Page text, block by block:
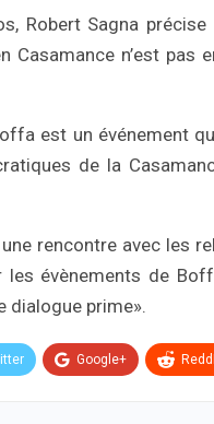
Robert Sagna
Casamance n’est
est un événement
de la
rencontre avec les
les évènements de
dialogue prime».
Google+